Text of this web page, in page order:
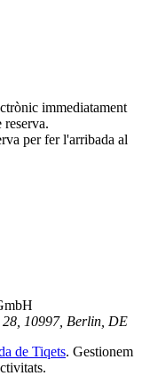
immediatament
reserva.
per fer l'arribada al
28, 10997, Berlin, DE
de Tiqets. Gestionem